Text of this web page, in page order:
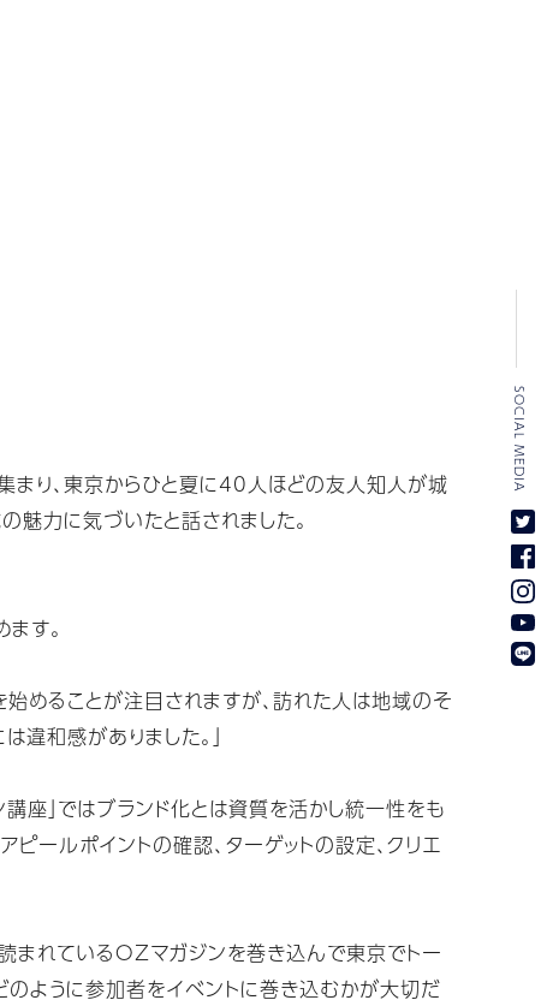
り、東京からひと夏に40人ほどの友人知人が城
魅力に気づいたと話されました。
す。
始めることが注目されますが、訪れた人は地域のそ
違和感がありました。」
座」ではブランド化とは資質を活かし統一性をも
ールポイントの確認、ターゲットの設定、クリエ
まれているOZマガジンを巻き込んで東京でトー
のように参加者をイベントに巻き込むかが大切だ
SOCIAL MEDIA